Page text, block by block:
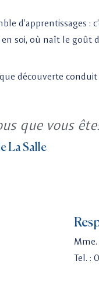
d’apprentissages :
soi, où naît le goût
découverte
que vous
La Salle
Tel. :